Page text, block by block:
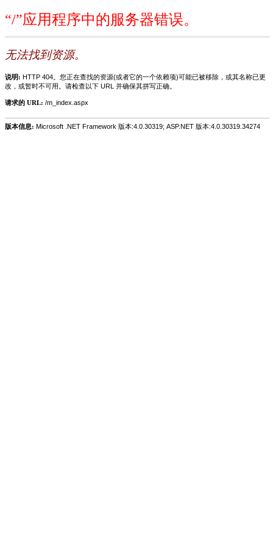
“/”应用程序中的服务器错误。
无法找到资源。
说明: HTTP 404。您正在查找的资源(或者它的一个依赖项)可能已被移除，或其名称已更
改，或暂时不可用。请检查以下 URL 并确保其拼写正确。
请求的 URL: /m_index.aspx
版本信息: Microsoft .NET Framework 版本:4.0.30319; ASP.NET 版本:4.0.30319.34274